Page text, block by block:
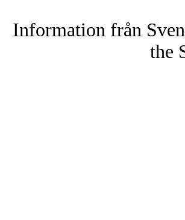
Information från
the